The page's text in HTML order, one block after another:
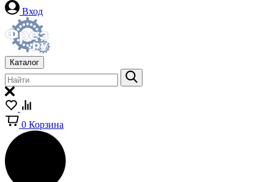
Вход
Каталог
0 Корзина